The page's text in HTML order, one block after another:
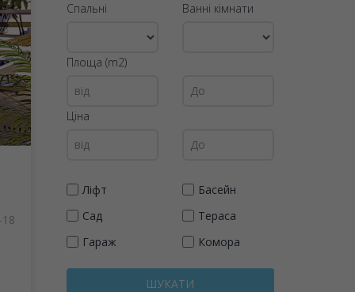
Спальні Ванні кімнати
Площа (m2)
Ціна
Ліфт
Басейн
Сад
Тераса
Гараж
Комора
ШУКАТИ